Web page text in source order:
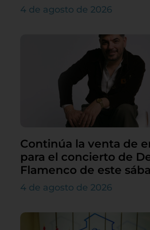
4 de agosto de 2026
Continúa la venta de
para el concierto de
Flamenco de este
4 de agosto de 2026